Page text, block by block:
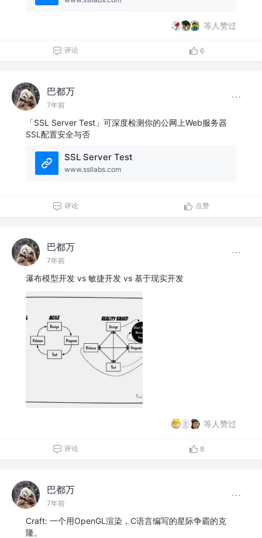
等人赞过
评论 6
巴都万
7年前
「SSL Server Test」可深度检测你的公网上Web服务器
SSL配置安全与否
SSL Server Test
www.ssllabs.com
评论 点赞
巴都万
7年前
瀑布模型开发 vs 敏捷开发 vs 基于现实开发
等人赞过
评论 8
巴都万
7年前
Craft: 一个用OpenGL渲染，C语言编写的星际争霸的克
隆。